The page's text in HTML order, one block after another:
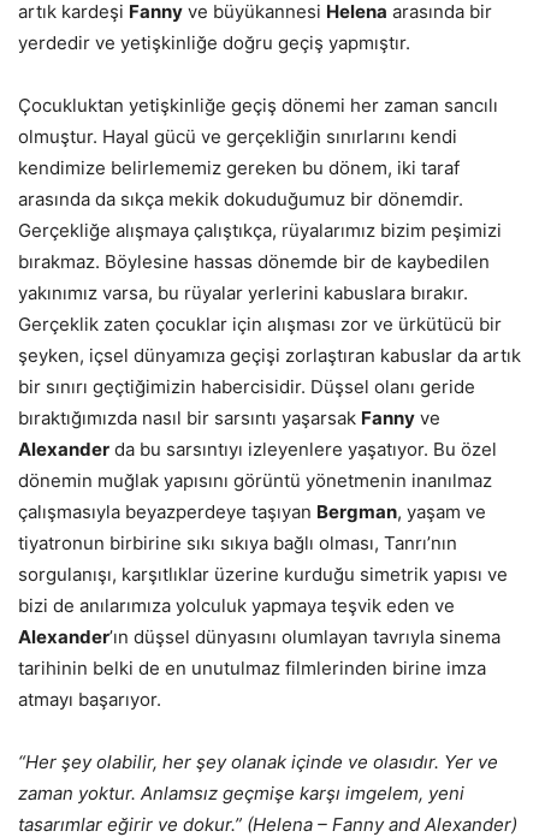
artık kardeşi Fanny ve büyükannesi Helena arasında bir
yerdedir ve yetişkinliğe doğru geçiş yapmıştır.
Çocukluktan yetişkinliğe geçiş dönemi her zaman sancılı
olmuştur. Hayal gücü ve gerçekliğin sınırlarını kendi
kendimize belirlememiz gereken bu dönem, iki taraf
arasında da sıkça mekik dokuduğumuz bir dönemdir.
Gerçekliğe alışmaya çalıştıkça, rüyalarımız bizim peşimizi
bırakmaz. Böylesine hassas dönemde bir de kaybedilen
yakınımız varsa, bu rüyalar yerlerini kabuslara bırakır.
Gerçeklik zaten çocuklar için alışması zor ve ürkütücü bir
şeyken, içsel dünyamıza geçişi zorlaştıran kabuslar da artık
bir sınırı geçtiğimizin habercisidir. Düşsel olanı geride
bıraktığımızda nasıl bir sarsıntı yaşarsak Fanny ve
Alexander da bu sarsıntıyı izleyenlere yaşatıyor. Bu özel
dönemin muğlak yapısını görüntü yönetmenin inanılmaz
çalışmasıyla beyazperdeye taşıyan Bergman, yaşam ve
tiyatronun birbirine sıkı sıkıya bağlı olması, Tanrı’nın
sorgulanışı, karşıtlıklar üzerine kurduğu simetrik yapısı ve
bizi de anılarımıza yolculuk yapmaya teşvik eden ve
Alexander’ın düşsel dünyasını olumlayan tavrıyla sinema
tarihinin belki de en unutulmaz filmlerinden birine imza
atmayı başarıyor.
“Her şey olabilir, her şey olanak içinde ve olasıdır. Yer ve
zaman yoktur. Anlamsız geçmişe karşı imgelem, yeni
tasarımlar eğirir ve dokur.” (Helena – Fanny and Alexander)